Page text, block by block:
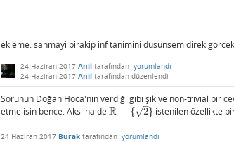
ekleme: sanmayi birakip inf tanimini dusunsem direk
24 Haziran 2017 Anil tarafından yorumlandı
24 Haziran 2017 Anil tarafından düzenlendi
Sorunun Doğan Hoca'nın verdiği gibi şık ve non-trivial bir
etmelisin bence. Aksi halde R − { 2
–
√ }
R− {2 istenilen özellikte
24 Haziran 2017 Burak tarafından yorumlandı